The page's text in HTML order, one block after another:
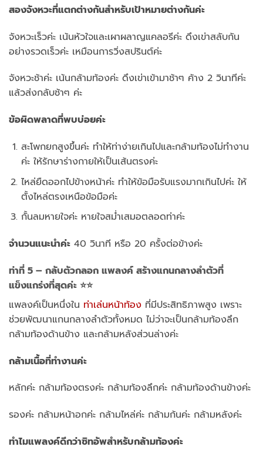
สองจังหวะที่แตกต่างกันสำหรับเป้าหมายต่างกันค่ะ
จังหวะเร็วค่ะ เน้นหัวใจและเผาผลาญแคลอรีค่ะ ดึงเข่าสลับกัน
อย่างรวดเร็วค่ะ เหมือนการวิ่งสปรินต์ค่ะ
จังหวะช้าค่ะ เน้นกล้ามท้องค่ะ ดึงเข่าเข้ามาช้าๆ ค้าง 2 วินาทีค่ะ
แล้วส่งกลับช้าๆ ค่ะ
ข้อผิดพลาดที่พบบ่อยค่ะ
สะโพกยกสูงขึ้นค่ะ ทำให้ท่าง่ายเกินไปและกล้ามท้องไม่ทำงาน
ค่ะ ให้รักษาร่างกายให้เป็นเส้นตรงค่ะ
ไหล่ยืดออกไปข้างหน้าค่ะ ทำให้ข้อมือรับแรงมากเกินไปค่ะ ให้
ตั้งไหล่ตรงเหนือข้อมือค่ะ
กั้นลมหายใจค่ะ หายใจสม่ำเสมอตลอดท่าค่ะ
จำนวนแนะนำค่ะ 40 วินาที หรือ 20 ครั้งต่อข้างค่ะ
ท่าที่ 5 – กลับตัวกลอก แพลงค์ สร้างแกนกลางลำตัวที่
แข็งแกร่งที่สุดค่ะ ⭐⭐
แพลงค์เป็นหนึ่งใน ท่าเล่นหน้าท้อง ที่มีประสิทธิภาพสูง เพราะ
ช่วยพัฒนาแกนกลางลำตัวทั้งหมด ไม่ว่าจะเป็นกล้ามท้องลึก
กล้ามท้องด้านข้าง และกล้ามหลังส่วนล่างค่ะ
กล้ามเนื้อที่ทำงานค่ะ
หลักค่ะ กล้ามท้องตรงค่ะ กล้ามท้องลึกค่ะ กล้ามท้องด้านข้างค่ะ
รองค่ะ กล้ามหน้าอกค่ะ กล้ามไหล่ค่ะ กล้ามก้นค่ะ กล้ามหลังค่ะ
ทำไมแพลงค์ดีกว่าซิทอัพสำหรับกล้ามท้องค่ะ